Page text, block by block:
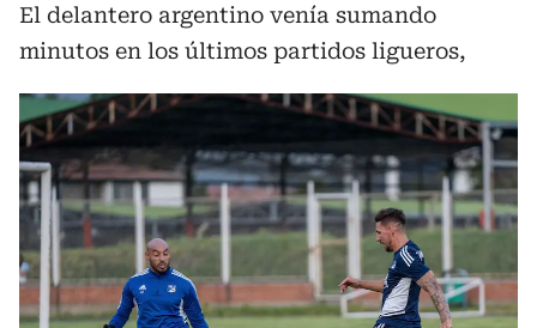
El delantero argentino venía sumando
minutos en los últimos partidos ligueros,